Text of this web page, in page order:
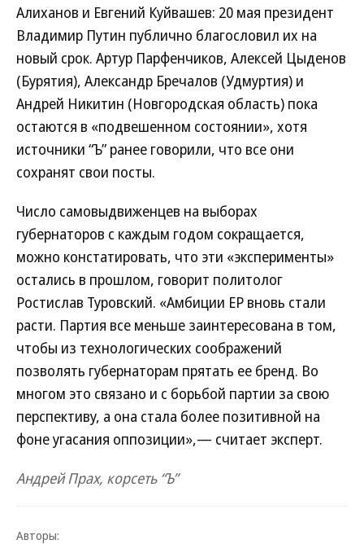
Алиханов и Евгений Куйвашев: 20 мая президент
Владимир Путин публично благословил их на
новый срок. Артур Парфенчиков, Алексей Цыденов
(Бурятия), Александр Бречалов (Удмуртия) и
Андрей Никитин (Новгородская область) пока
остаются в «подвешенном состоянии», хотя
источники “Ъ” ранее говорили, что все они
сохранят свои посты.
Число самовыдвиженцев на выборах
губернаторов с каждым годом сокращается,
можно констатировать, что эти «эксперименты»
остались в прошлом, говорит политолог
Ростислав Туровский. «Амбиции ЕР вновь стали
расти. Партия все меньше заинтересована в том,
чтобы из технологических соображений
позволять губернаторам прятать ее бренд. Во
многом это связано и с борьбой партии за свою
перспективу, а она стала более позитивной на
фоне угасания оппозиции»,— считает эксперт.
Андрей Прах, корсеть “Ъ”
Авторы: